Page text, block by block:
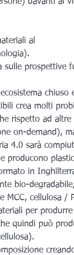
al
sulle prospettive
chiuso
crea molti
rispetto ad altre
on-demand),
4.0 sarà
producono
in
bio-
MCC, cellulosa /
per
quindi può